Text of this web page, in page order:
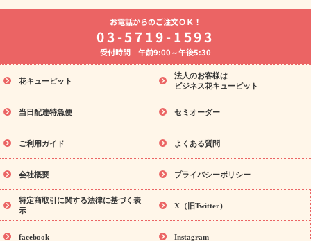
よく贈られる花
お祝いの花特集
誕生日フラワーギフト特集
8月の誕生花(トルコキキョウ)
開店・開業祝い
お供え・お悔やみ お供え・お悔やみの花
通夜・葬儀に贈る花 胡蝶蘭・花鉢
ーブドフラワー
季節のイベント
ひまわり ギフト・プレゼント
特集
お盆 花（新盆・初盆） 季節のイベント
お盆 花（新
盆・初盆）
お盆 花（新盆・初盆）
お盆・お供え 花とセットギ
フト
お盆・お供え プリザーブドフラワー
ひまわり ギフト・プ
レゼント特集
夏の花贈り・お中元・暑中見舞い 花のギフト特集
敬老の日におくる花ギフト・プレゼント特集
花ギフト・プレゼント特集
敬老の日 花のおすすめランキング
敬
老の日 花鉢植えのギフト・プレゼント特集
敬老の日 花とセットギ
フト・プレゼント特集
敬老の日の花 全てのギフト一覧
キャン
ペーン
映画『ウォーターガーディアンズ』コラボキャンペーン
「きょう誕生日なんです」キャンペーン
誕生日の花を探す
誕生日フラワーギフト 誕生日フラワーギフト特集
お電話からのご注文ＯＫ！
03-5719-1593
受付時間 午前9:00～午後5:30
花キューピット
法人のお客様は
ビジネス花キューピット
当日配達特急便 セミオーダー
ご利用ガイド よくある質問
会社概要 プライバシーポリシー
特定商取引に関する法律に基づく表
示
X（旧Twitter）
facebook Instagram